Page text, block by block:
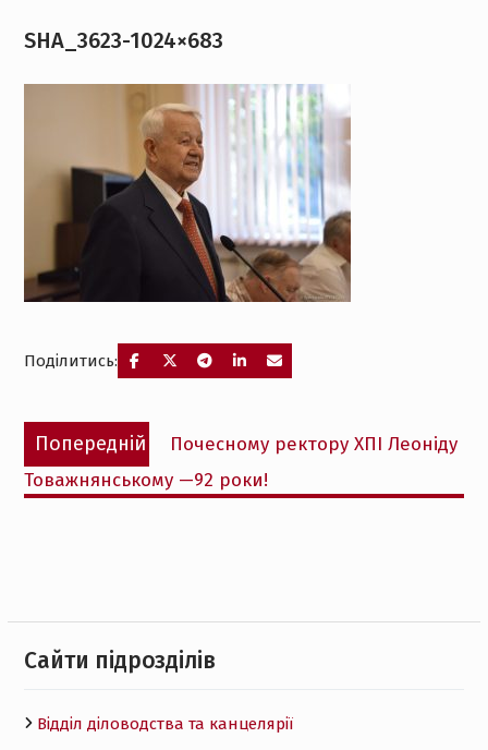
SHA_3623-1024×683
Поділитись:
Навігація
записів
Попередній
Попередній
запис:
Почесному ректору ХПІ Леоніду
Товажнянському —92 роки!
Cайти підрозділів
Відділ діловодства та канцелярії